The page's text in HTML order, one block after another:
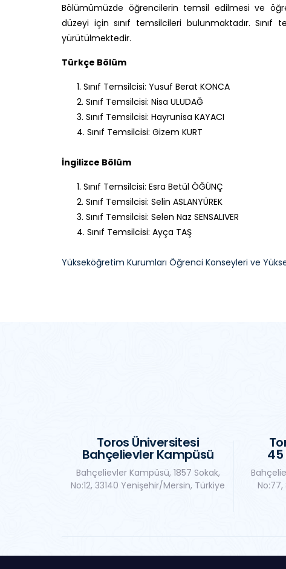
Bölümümüzde öğrencilerin temsil edilmesi ve
düzeyi için sınıf temsilcileri bulunmaktadır.
yürütülmektedir.
Türkçe Bölüm
1. Sınıf Temsilcisi: Yusuf Berat KONCA
2. Sınıf Temsilcisi: Nisa ULUDAĞ
3. Sınıf Temsilcisi: Hayrunisa KAYACI
4. Sınıf Temsilcisi: Gizem KURT
İngilizce Bölüm
1. Sınıf Temsilcisi: Esra Betül ÖĞÜNÇ
2. Sınıf Temsilcisi: Selin ASLANYÜREK
3. Sınıf Temsilcisi: Selen Naz SENSALIVER
4. Sınıf Temsilcisi: Ayça TAŞ
Yükseköğretim Kurumları Öğrenci Konseyleri ve
Toros Üniversitesi
Bahçelievler Kampüsü
Bahçelievler Kampüsü, 1857 Sokak,
No:12, 33140 Yenişehir/Mersin, Türkiye
45